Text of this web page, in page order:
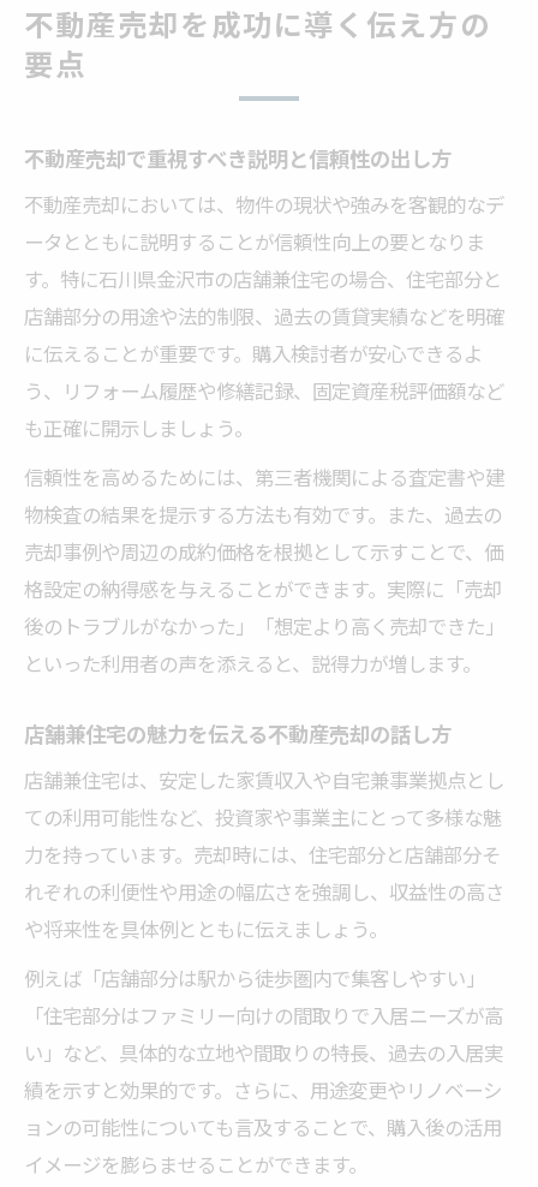
不動産売却を成功に導く伝え方の
要点
不動産売却で重視すべき説明と信頼性の出し方
不動産売却においては、物件の現状や強みを客観的なデ
ータとともに説明することが信頼性向上の要となりま
す。特に石川県金沢市の店舗兼住宅の場合、住宅部分と
店舗部分の用途や法的制限、過去の賃貸実績などを明確
に伝えることが重要です。購入検討者が安心できるよ
う、リフォーム履歴や修繕記録、固定資産税評価額など
も正確に開示しましょう。
信頼性を高めるためには、第三者機関による査定書や建
物検査の結果を提示する方法も有効です。また、過去の
売却事例や周辺の成約価格を根拠として示すことで、価
格設定の納得感を与えることができます。実際に「売却
後のトラブルがなかった」「想定より高く売却できた」
といった利用者の声を添えると、説得力が増します。
店舗兼住宅の魅力を伝える不動産売却の話し方
店舗兼住宅は、安定した家賃収入や自宅兼事業拠点とし
ての利用可能性など、投資家や事業主にとって多様な魅
力を持っています。売却時には、住宅部分と店舗部分そ
れぞれの利便性や用途の幅広さを強調し、収益性の高さ
や将来性を具体例とともに伝えましょう。
例えば「店舗部分は駅から徒歩圏内で集客しやすい」
「住宅部分はファミリー向けの間取りで入居ニーズが高
い」など、具体的な立地や間取りの特長、過去の入居実
績を示すと効果的です。さらに、用途変更やリノベーシ
ョンの可能性についても言及することで、購入後の活用
イメージを膨らませることができます。